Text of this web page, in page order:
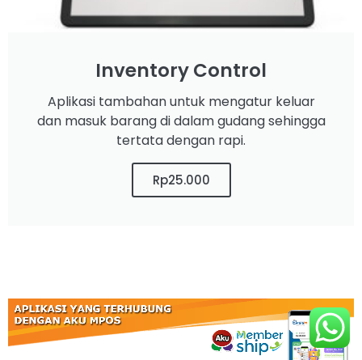
Inventory Control
Aplikasi tambahan untuk mengatur keluar
dan masuk barang di dalam gudang sehingga
tertata dengan rapi.
Rp25.000